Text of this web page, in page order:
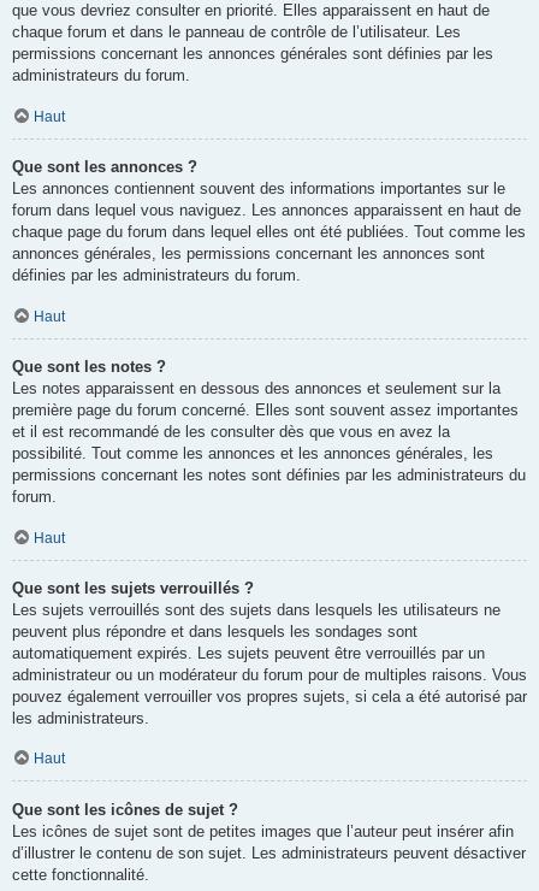
que vous devriez consulter en priorité. Elles apparaissent en haut de
chaque forum et dans le panneau de contrôle de l’utilisateur. Les
permissions concernant les annonces générales sont définies par les
administrateurs du forum.
Haut
Que sont les annonces ?
Les annonces contiennent souvent des informations importantes sur le
forum dans lequel vous naviguez. Les annonces apparaissent en haut de
chaque page du forum dans lequel elles ont été publiées. Tout comme les
annonces générales, les permissions concernant les annonces sont
définies par les administrateurs du forum.
Haut
Que sont les notes ?
Les notes apparaissent en dessous des annonces et seulement sur la
première page du forum concerné. Elles sont souvent assez importantes
et il est recommandé de les consulter dès que vous en avez la
possibilité. Tout comme les annonces et les annonces générales, les
permissions concernant les notes sont définies par les administrateurs du
forum.
Haut
Que sont les sujets verrouillés ?
Les sujets verrouillés sont des sujets dans lesquels les utilisateurs ne
peuvent plus répondre et dans lesquels les sondages sont
automatiquement expirés. Les sujets peuvent être verrouillés par un
administrateur ou un modérateur du forum pour de multiples raisons. Vous
pouvez également verrouiller vos propres sujets, si cela a été autorisé par
les administrateurs.
Haut
Que sont les icônes de sujet ?
Les icônes de sujet sont de petites images que l’auteur peut insérer afin
d’illustrer le contenu de son sujet. Les administrateurs peuvent désactiver
cette fonctionnalité.